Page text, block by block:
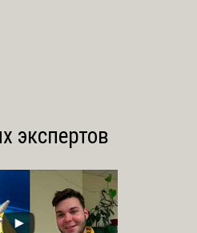
экспертов